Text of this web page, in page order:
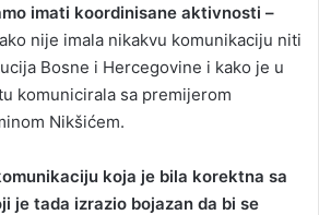
imati koordinisane aktivnosti –
nije imala nikakvu komunikaciju niti
Bosne i Hercegovine i kako je u
komunicirala sa premijerom
Nikšićem.
koja je bila korektna sa
je tada izrazio bojazan da bi se